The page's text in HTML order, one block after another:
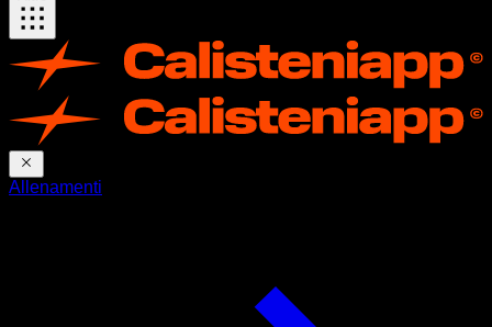
Allenamenti